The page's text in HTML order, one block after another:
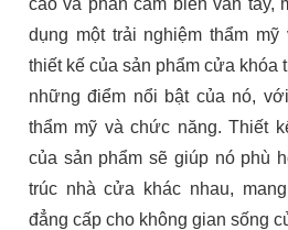
dụng một trải nghiệm thẩm mỹ
thiết kế của sản phẩm cửa khóa
những điểm nổi bật của nó,
thẩm mỹ và chức năng. Thiết
của sản phẩm sẽ giúp nó phù
trúc nhà cửa khác nhau,
đẳng cấp cho không gian sống